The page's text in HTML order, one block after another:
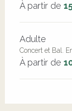
À partir de
Adulte
Concert et Bal.
À partir de